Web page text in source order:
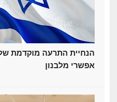
הנחיית התרעה מוקדמת
אפשרי מלבנון